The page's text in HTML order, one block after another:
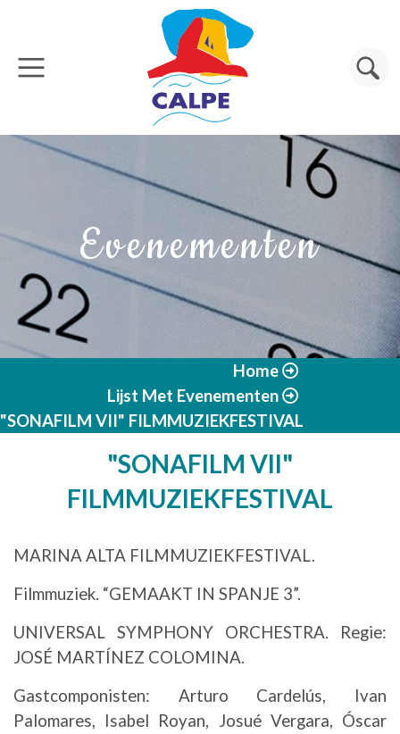
Overslaan en naar de inhoud gaan
Zoeken
Evenementen
Home
Lijst Met Evenementen
"SONAFILM VII" FILMMUZIEKFESTIVAL
"SONAFILM VII"
FILMMUZIEKFESTIVAL
MARINA ALTA FILMMUZIEKFESTIVAL.
Filmmuziek. “GEMAAKT IN SPANJE 3”.
UNIVERSAL SYMPHONY ORCHESTRA. Regie:
JOSÉ MARTÍNEZ COLOMINA.
Gastcomponisten: Arturo Cardelús, Ivan
Palomares, Isabel Royan, Josué Vergara, Óscar